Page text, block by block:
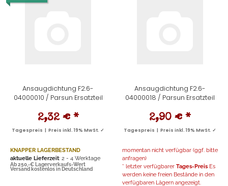
Ansaugdichtung F2.6-
04000010 / Parsun Ersatzteil
2,32 € *
Tagespreis | Preis inkl. 19% MwSt. ✓
KNAPPER LAGERBESTAND
aktuelle Lieferzeit: 2 - 4 Werktage
Ab 250,-€ Lagerverkaufs-Wert
Versand kostenlos in Deutschland
Ansaugdichtung F2.6-
04000018 / Parsun Ersatzteil
2,90 € *
Tagespreis | Preis inkl. 19% MwSt. ✓
momentan nicht verfügbar (ggf. bitte
anfragen)
* letzter verfügbarer Tages-Preis Es
werden keine freien Bestände in den
verfügbaren Lägern angezeigt.